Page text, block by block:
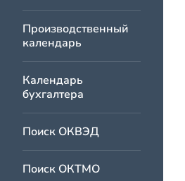
Производственный
календарь
Календарь
бухгалтера
Поиск ОКВЭД
Поиск ОКТМО